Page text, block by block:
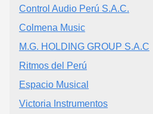
Control Audio Perú S.A.C.
Colmena Music
M.G. HOLDING GROUP S.A.C
Ritmos del Perú
Espacio Musical
Victoria Instrumentos